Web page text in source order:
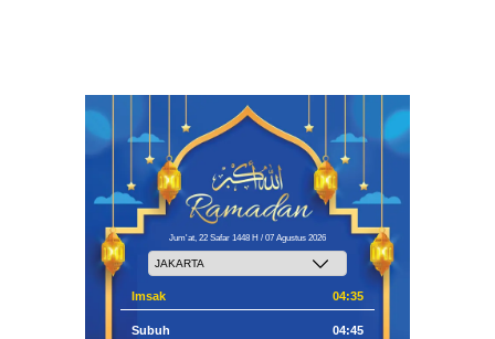
Jum'at, 22 Safar 1448 H / 07 Agustus 2026
Imsak 04:35
Subuh 04:45